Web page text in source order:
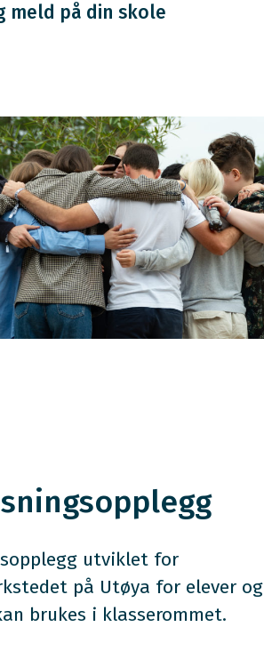
meld på din skole
utviklet for
på Utøya for elever og
brukes i klasserommet.